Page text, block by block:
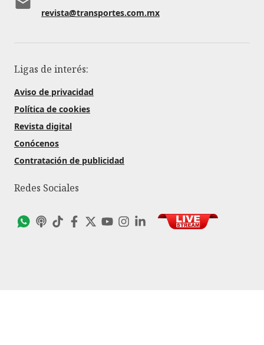
revista@transportes.com.mx
Ligas de interés:
Aviso de privacidad
Política de cookies
Revista digital
Conócenos
Contratación de publicidad
Redes Sociales